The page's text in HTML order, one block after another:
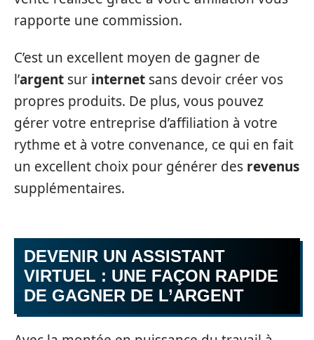
rapporte une commission.
C’est un excellent moyen de gagner de
l’argent sur internet sans devoir créer vos
propres produits. De plus, vous pouvez
gérer votre entreprise d’affiliation à votre
rythme et à votre convenance, ce qui en fait
un excellent choix pour générer des revenus
supplémentaires.
DEVENIR UN ASSISTANT
VIRTUEL : UNE FAÇON RAPIDE
DE GAGNER DE L’ARGENT